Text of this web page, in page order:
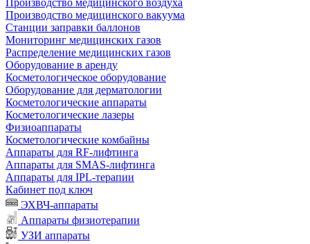
Производство медицинского воздуха
Производство медицинского вакуума
Станции заправки баллонов
Мониторинг медицинских газов
Распределение медицинских газов
Оборудование в аренду
Косметологическое оборудование
Оборудование для дерматологии
Косметологические аппараты
Косметологические лазеры
Физиоаппараты
Косметологические комбайны
Аппараты для RF-лифтинга
Аппараты для SMAS-лифтинга
Аппараты для IPL-терапии
Кабинет под ключ
ЭХВЧ-аппараты
Аппараты физиотерапии
УЗИ аппараты